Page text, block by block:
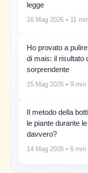
legge
16 Mag 2026 • 11
Ho provato a
di mais: il risultato
sorprendente
15 Mag 2026 • 9
Il metodo della
le piante durante
davvero?
14 Mag 2026 • 6